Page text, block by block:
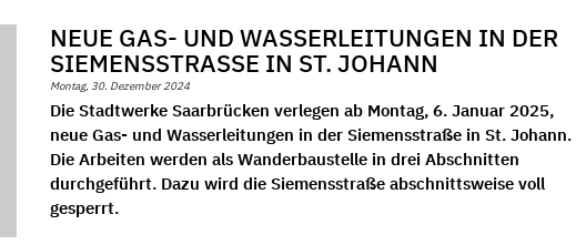
NEUE GAS- UND WASSERLEITUNGEN IN DER
SIEMENSSTRASSE IN ST. JOHANN
Montag, 30. Dezember 2024
Die Stadtwerke Saarbrücken verlegen ab Montag, 6. Januar 2025,
neue Gas- und Wasserleitungen in der Siemensstraße in St. Johann.
Die Arbeiten werden als Wanderbaustelle in drei Abschnitten
durchgeführt. Dazu wird die Siemensstraße abschnittsweise voll
gesperrt.